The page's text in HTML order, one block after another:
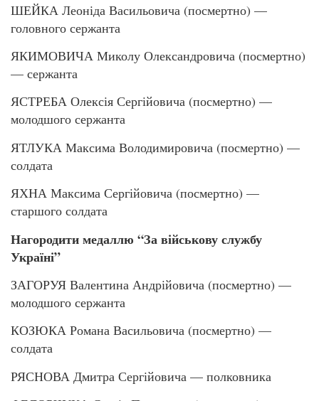
ШЕЙКА Леоніда Васильовича (посмертно) —
головного сержанта
ЯКИМОВИЧА Миколу Олександровича (посмертно)
— сержанта
ЯСТРЕБА Олексія Сергійовича (посмертно) —
молодшого сержанта
ЯТЛУКА Максима Володимировича (посмертно) —
солдата
ЯХНА Максима Сергійовича (посмертно) —
старшого солдата
Нагородити медаллю “За військову службу
Україні”
ЗАГОРУЯ Валентина Андрійовича (посмертно) —
молодшого сержанта
КОЗЮКА Романа Васильовича (посмертно) —
солдата
РЯСНОВА Дмитра Сергійовича — полковника